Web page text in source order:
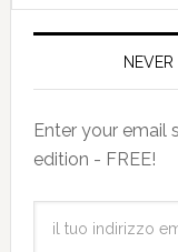
Enter your email
edition - FREE!